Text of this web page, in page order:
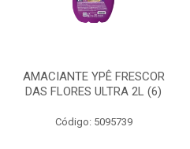
AMACIANTE YPÊ FRESCOR
DAS FLORES ULTRA 2L (6)
Código: 5095739